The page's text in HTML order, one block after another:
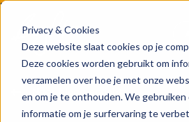
Privacy & Cookies
Deze website slaat cookies op je
Deze cookies worden gebruikt om
verzamelen over hoe je met onze
en om je te onthouden. We gebruiken
informatie om je surfervaring te
Naar blogoverzicht